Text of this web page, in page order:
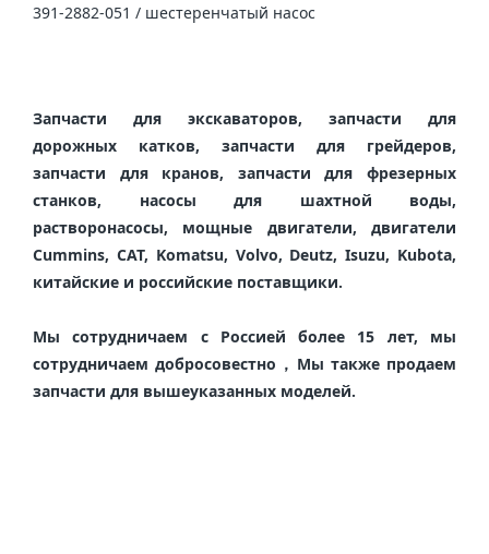
391-2882-051 / шестеренчатый насос
Запчасти для экскаваторов, запчасти для
дорожных катков, запчасти для грейдеров,
запчасти для кранов, запчасти для фрезерных
станков, насосы для шахтной воды,
растворонасосы, мощные двигатели, двигатели
Cummins, CAT, Komatsu, Volvo, Deutz, Isuzu, Kubota,
китайские и российские поставщики.
Мы сотрудничаем с Россией более 15 лет, мы
сотрудничаем добросовестно，Мы также продаем
запчасти для вышеуказанных моделей.